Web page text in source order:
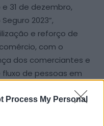
Process My Personal
31 de dezembro,
2023”,
e reforço de
com o
dos comerciantes e
de pessoas em
militares das